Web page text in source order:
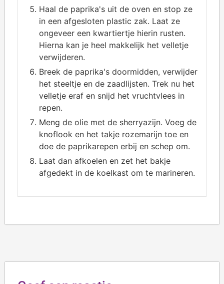
Haal de paprika's uit de oven en stop ze
in een afgesloten plastic zak. Laat ze
ongeveer een kwartiertje hierin rusten.
Hierna kan je heel makkelijk het velletje
verwijderen.
Breek de paprika's doormidden, verwijder
het steeltje en de zaadlijsten. Trek nu het
velletje eraf en snijd het vruchtvlees in
repen.
Meng de olie met de sherryazijn. Voeg de
knoflook en het takje rozemarijn toe en
doe de paprikarepen erbij en schep om.
Laat dan afkoelen en zet het bakje
afgedekt in de koelkast om te marineren.